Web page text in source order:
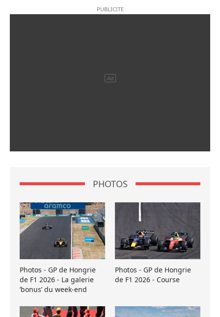
PHOTOS
Photos - GP de Hongrie
de F1 2026 - La galerie
’bonus’ du week-end
Photos - GP de Hongrie
de F1 2026 - Course